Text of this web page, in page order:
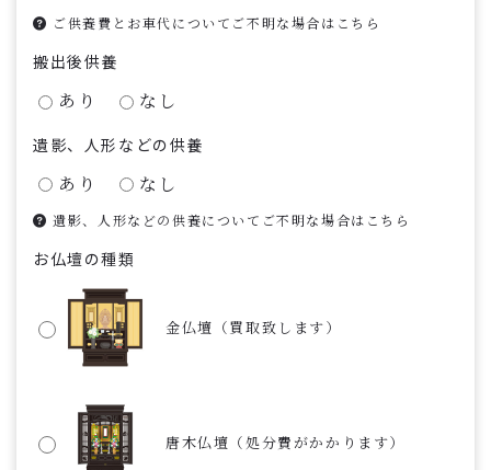
ご供養費とお車代についてご不明な場合はこちら
搬出後供養
あり なし
遺影、人形などの供養
あり なし
遺影、人形などの供養についてご不明な場合はこちら
お仏壇の種類
金仏壇（買取致します）
唐木仏壇（処分費がかかります）